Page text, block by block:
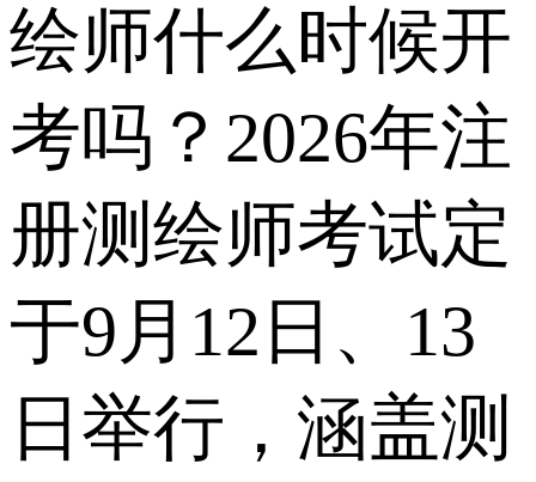
绘师什么时候开
考吗？2026年注
册测绘师考试定
于9月12日、13
日举行，涵盖测